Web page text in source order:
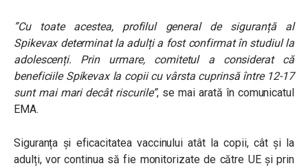
”Cu toate acestea, profilul general de siguranță al
Spikevax determinat la adulți a fost confirmat în studiul la
adolescenți. Prin urmare, comitetul a considerat că
beneficiile Spikevax la copii cu vârsta cuprinsă între 12-17
sunt mai mari decât riscurile”, se mai arată în comunicatul
EMA.
Siguranța și eficacitatea vaccinului atât la copii, cât și la
adulți, vor continua să fie monitorizate de către UE și prin